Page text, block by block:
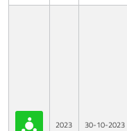
2023 30-10-2023